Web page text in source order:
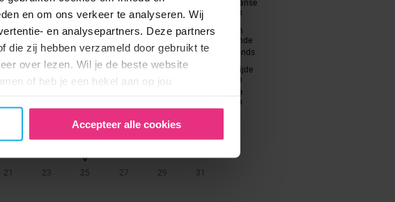
en om ons verkeer te analyseren. Wij
en analysepartners. Deze partners
die zij hebben verzameld door gebruikt te
over lezen. Wil je de beste website
of heb je een hekel aan op jou
Accepteer alle cookies